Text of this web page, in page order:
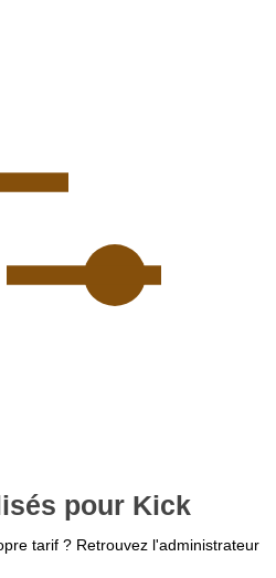
pour Kick
tarif ? Retrouvez l'administrateur